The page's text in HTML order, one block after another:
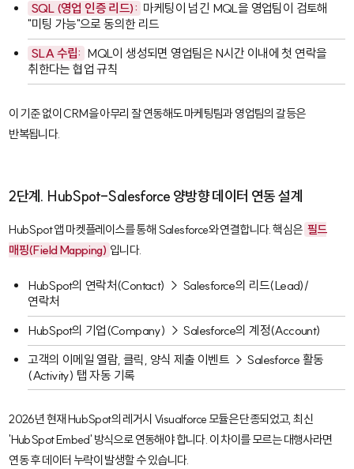
SQL(영업 인증 리드): 마케팅이 넘긴 MQL을 영업팀이 검토해
"미팅 가능"으로 동의한 리드
SLA 수립: MQL이 생성되면 영업팀은 N시간 이내에 첫 연락을
취한다는 협업 규칙
이 기준 없이 CRM을 아무리 잘 연동해도 마케팅팀과 영업팀의 갈등은
반복됩니다.
2단계. HubSpot-Salesforce 양방향 데이터 연동 설계
HubSpot앱 마켓플레이스를 통해 Salesforce와 연결합니다. 핵심은 필드
매핑(Field Mapping) 입니다.
HubSpot의 연락처(Contact) → Salesforce의 리드(Lead)/
연락처
HubSpot의 기업(Company) → Salesforce의 계정(Account)
고객의 이메일 열람, 클릭, 양식 제출 이벤트 → Salesforce 활동
(Activity) 탭 자동 기록
2026년 현재 HubSpot의 레거시 Visualforce 모듈은 단종되었고, 최신
'HubSpot Embed' 방식으로 연동해야 합니다. 이 차이를 모르는 대행사라면
연동 후 데이터 누락이 발생할 수 있습니다.